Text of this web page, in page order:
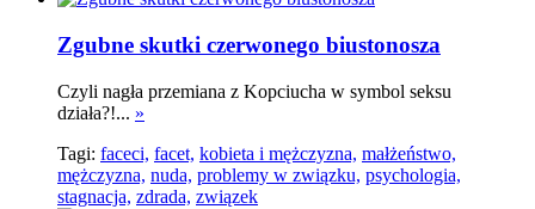
Zgubne skutki czerwonego biustonosza
Czyli nagła przemiana z Kopciucha w symbol seksu
działa?!... »
Tagi: faceci, facet, kobieta i mężczyzna, małżeństwo,
mężczyzna, nuda, problemy w związku, psychologia,
stagnacja, zdrada, związek